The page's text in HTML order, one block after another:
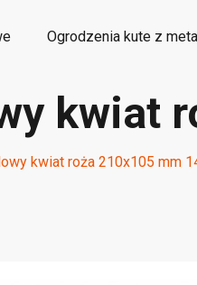
Ogrodzenia kute z
i dekoracje kute
kwiat
kwiat roża 210x105 mm